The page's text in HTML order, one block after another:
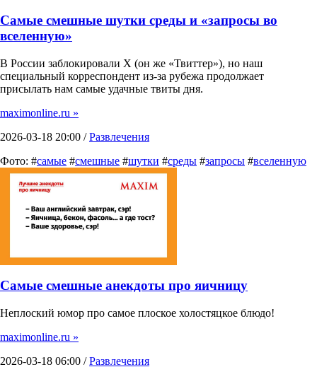
Самые смешные шутки среды и «запросы во
вселенную»
В России заблокировали X (он же «Твиттер»), но наш
специальный корреспондент из-за рубежа продолжает
присылать нам самые удачные твиты дня.
maximonline.ru »
2026-03-18 20:00 /Развлечения
Фото: #самые #смешные #шутки #среды #запросы #вселенную
Самые смешные анекдоты про яичницу
Неплоский юмор про самое плоское холостяцкое блюдо!
maximonline.ru »
2026-03-18 06:00 /Развлечения